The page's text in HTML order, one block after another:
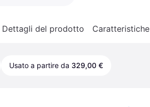
Dettagli del prodotto Caratteristiche
Usato a partire da 329,00 €